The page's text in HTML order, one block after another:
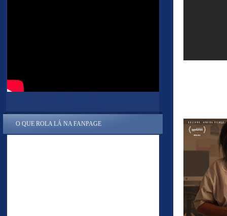
O QUE ROLA LÁ NA FANPAGE